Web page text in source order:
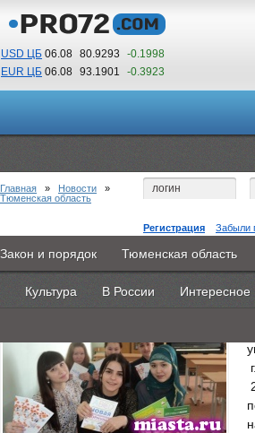
USD ЦБ 06.08 80.9293 -0.1998
EUR ЦБ 06.08 93.1901 -0.3923
11 54
По Гринвичу (GMT +5)
Регистрация Забыли
Главная Новости Объявления
Каталоги 9PS Прочее
Закон и порядок Тюменская область
Культура В России Интересное
Главная » Новости »
Тюменская область
Что нужно знать о «серой»
18 февраля 2015 - Эксперт ПФР